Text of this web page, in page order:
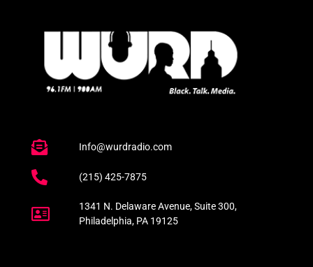
Info@wurdradio.com
(215) 425-7875
1341 N. Delaware Avenue, Suite 300,
Philadelphia, PA 19125